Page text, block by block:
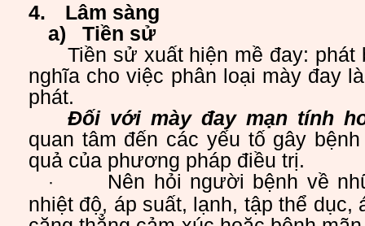
4.
Lâm sàng
a)
Tiền sử
Tiền sử xuất hiện mề đay: phát
nghĩa cho việc phân loại mày đay
phát.
Đối với mày đay mạn tính
quan tâm đến các yếu tố gây
quả của phương pháp điều trị.
·
Nên hỏi người bệnh về
nhiệt độ, áp suất, lạnh, tập thể dục,